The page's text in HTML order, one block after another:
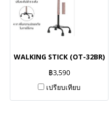
WALKING STICK (OT-32BR)
฿3,590
เปรียบเทียบ